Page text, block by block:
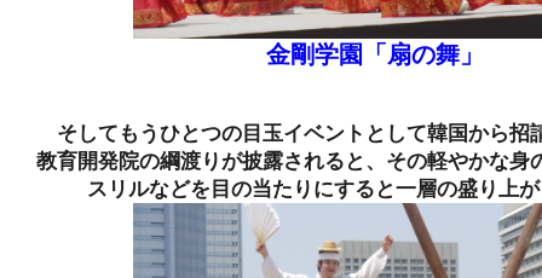
金剛学園「扇の舞」
そしてもうひとつの目玉イベントとして韓国から招
教育開発院の綱渡りが披露されると、その軽やかな身
スリルなどを目の当たりにすると一層の盛り上